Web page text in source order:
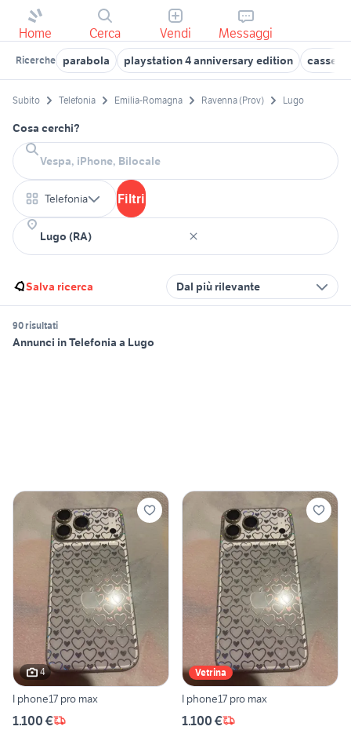
Home Cerca Vendi Messaggi
Ricerche parabola playstation 4 anniversary edition casse
Subito Telefonia Emilia-Romagna Ravenna (Prov) Lugo
Cosa cerchi?
Telefonia Filtri
Salva ricerca Dal più rilevante
90 risultati
Annunci in Telefonia a Lugo
4
I phone17 pro max
1.100 €
Vetrina
I phone17 pro max
1.100 €